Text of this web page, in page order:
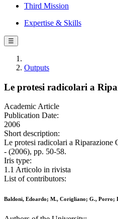
Third Mission
Expertise & Skills
☰
Outputs
Le protesi radicolari a
Academic Article
Publication Date:
2006
Short description:
Le protesi radicolari a
- (2006), pp. 50-58.
Iris type:
1.1 Articolo in rivista
List of contributors:
Baldoni, Edoardo; M., Corigliano; G., Porro;